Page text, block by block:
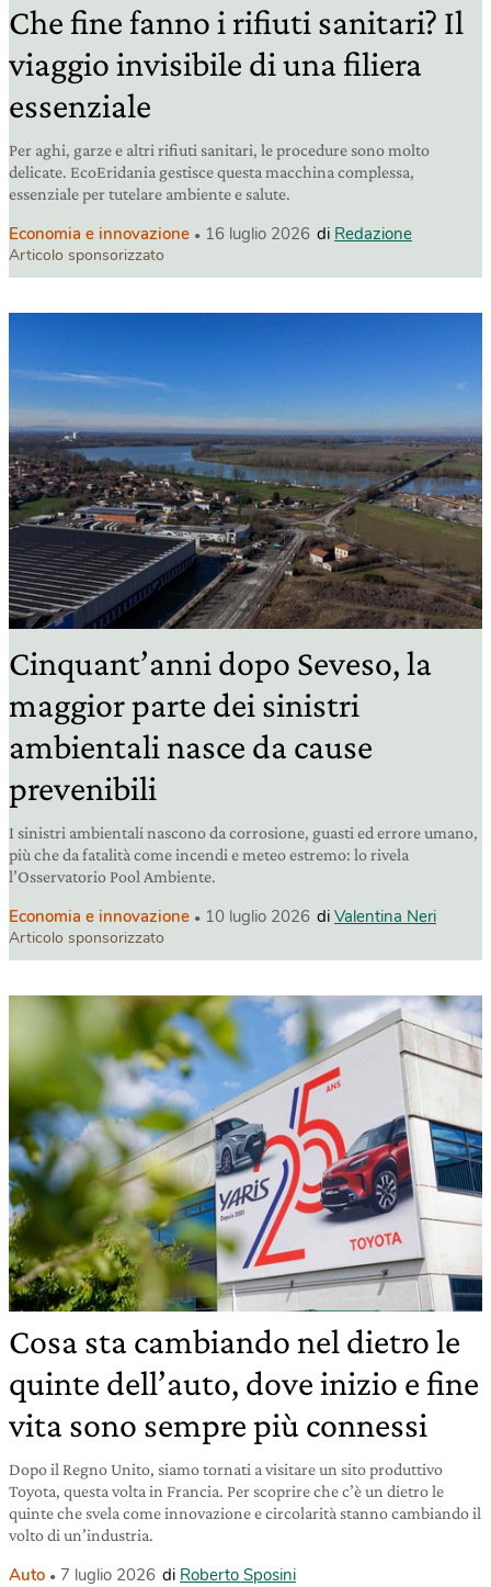
Che fine fanno i rifiuti sanitari? Il
viaggio invisibile di una filiera
essenziale
Per aghi, garze e altri rifiuti sanitari, le procedure sono molto
delicate. EcoEridania gestisce questa macchina complessa,
essenziale per tutelare ambiente e salute.
Economia e innovazione 16 luglio 2026 di Redazione
Articolo sponsorizzato
Cinquant’anni dopo Seveso, la
maggior parte dei sinistri
ambientali nasce da cause
prevenibili
I sinistri ambientali nascono da corrosione, guasti ed errore umano,
più che da fatalità come incendi e meteo estremo: lo rivela
l’Osservatorio Pool Ambiente.
Economia e innovazione 10 luglio 2026 di Valentina Neri
Articolo sponsorizzato
Cosa sta cambiando nel dietro le
quinte dell’auto, dove inizio e fine
vita sono sempre più connessi
Dopo il Regno Unito, siamo tornati a visitare un sito produttivo
Toyota, questa volta in Francia. Per scoprire che c’è un dietro le
quinte che svela come innovazione e circolarità stanno cambiando il
volto di un’industria.
Auto 7 luglio 2026 di Roberto Sposini